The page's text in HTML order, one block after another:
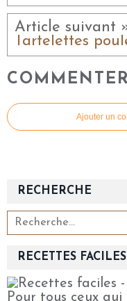
Article suivant
Tartelettes
Ajouter un
RECHERCHE
RECETTES
Pour tous ceux